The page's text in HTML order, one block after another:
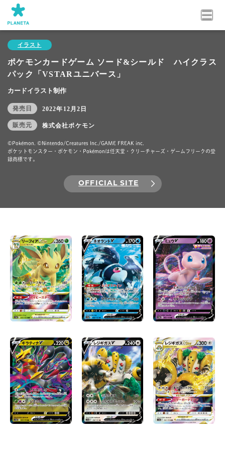
イラスト
ポケモンカードゲーム ソード&シールド ハイクラス
パック「VSTARユニバース」
カードイラスト制作
発売日 2022年12月2日
販売元 株式会社ポケモン
©Pokémon. ©Nintendo/Creatures Inc./GAME FREAK inc.
ポケットモンスター・ポケモン・Pokémonは任天堂・クリーチャーズ・ゲームフリークの登
録商標です。
OFFICIAL SITE